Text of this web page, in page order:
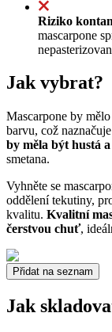
Riziko
mascarpone
Jak vybrat?
Mascarpone by
barvu, což
by měla být hustá
smetana.
Vyhněte se
oddělení tekutiny,
kvalitu. Kvalitní
čerstvou chuť,
Přidat na seznam
Jak